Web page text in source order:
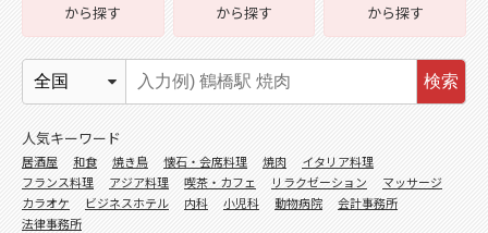
から探す
から探す
から探す
検索
人気キーワード
居酒屋 和食 焼き鳥 懐石・会席料理 焼肉
イタリア料理
フランス料理
アジア料理 喫茶・カフェ リラクゼーション
マッサージ
カラオケ
ビジネスホテル 内科 小児科 動物病院
会計事務所
法律事務所